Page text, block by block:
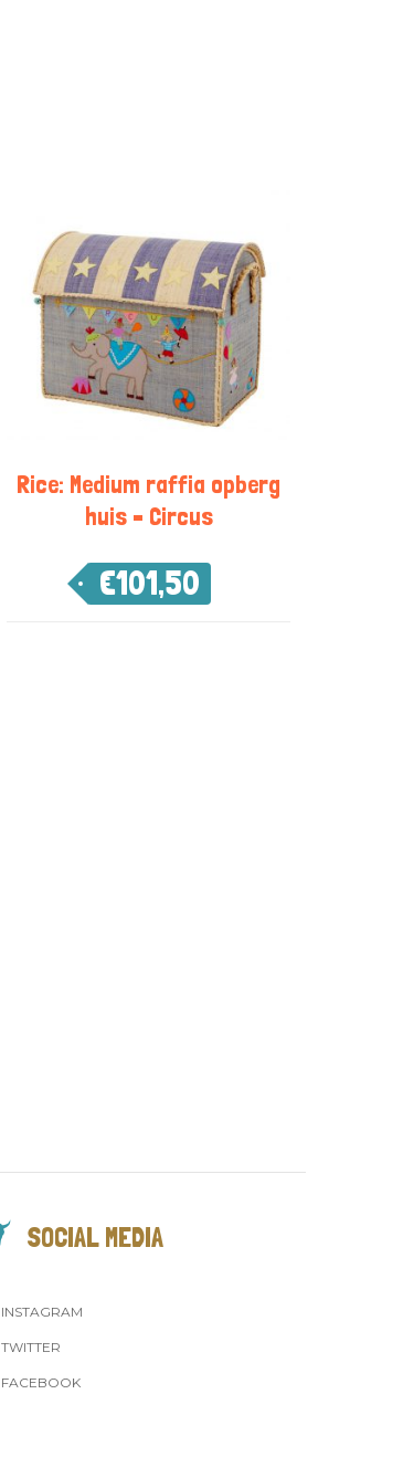
Rice: Medium raffia opberg
huis – Circus
€101,50
SOCIAL MEDIA
INSTAGRAM
TWITTER
FACEBOOK